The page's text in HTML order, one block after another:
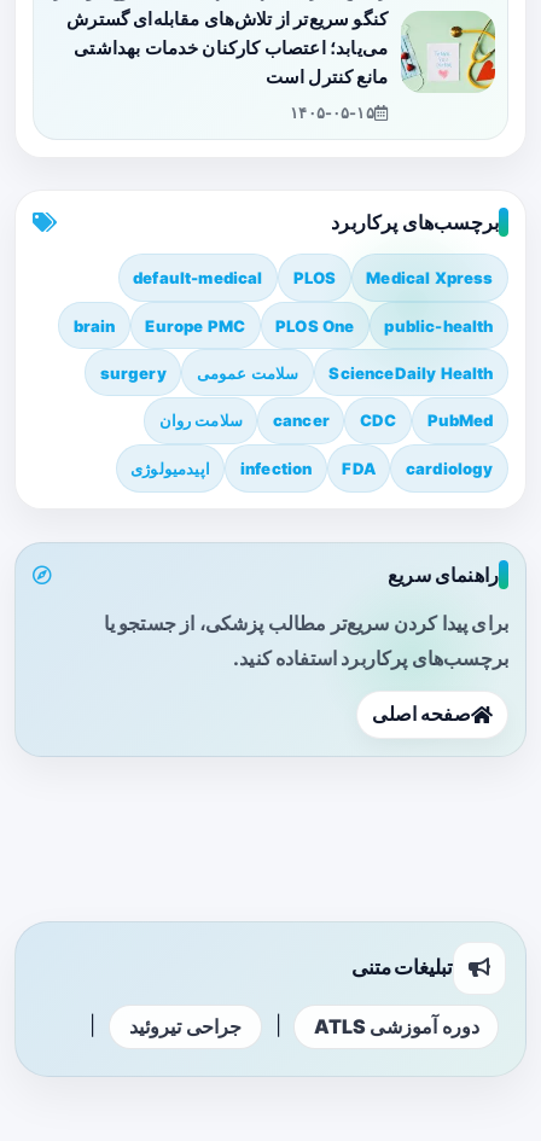
کنگو سریع‌تر از تلاش‌های مقابله‌ای گسترش
می‌یابد؛ اعتصاب کارکنان خدمات بهداشتی
مانع کنترل است
۱۴۰۵-۰۵-۱۵
برچسب‌های پرکاربرد
Medical Xpress
PLOS
default-medical
public-health
PLOS One
Europe PMC
brain
ScienceDaily Health سلامت عمومی surgery
PubMed
CDC
cancer سلامت روان
cardiology
FDA
infection اپیدمیولوژی
راهنمای سریع
برای پیدا کردن سریع‌تر مطالب پزشکی، از جستجو یا
برچسب‌های پرکاربرد استفاده کنید.
صفحه اصلی
تبلیغات متنی
دوره آموزشی ATLS جراحی تیروئید